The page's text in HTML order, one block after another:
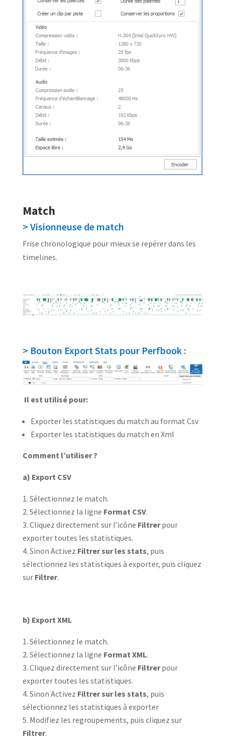
Match
> Visionneuse de match
Frise chronologique pour mieux se repérer dans les
timelines.
> Bouton Export Stats pour Perfbook :
Il est utilisé pour:
Exporter les statistiques du match au format Csv
Exporter les statistiques du match en Xml
Comment l’utiliser ?
a) Export CSV
Sélectionnez le match.
Sélectionnez la ligne Format CSV.
Cliquez directement sur l’icône Filtrerpour
exporter toutes les statistiques.
Sinon Activez Filtrer sur les stats, puis
sélectionnez les statistiques à exporter, puis cliquez
sur Filtrer.
b) Export XML
Sélectionnez le match.
Sélectionnez la ligne Format XML.
Cliquez directement sur l’icône Filtrerpour
exporter toutes les statistiques.
Sinon Activez Filtrer sur les stats, puis
sélectionnez les statistiques à exporter
Modifiez les regroupements, puis cliquez sur
Filtrer.